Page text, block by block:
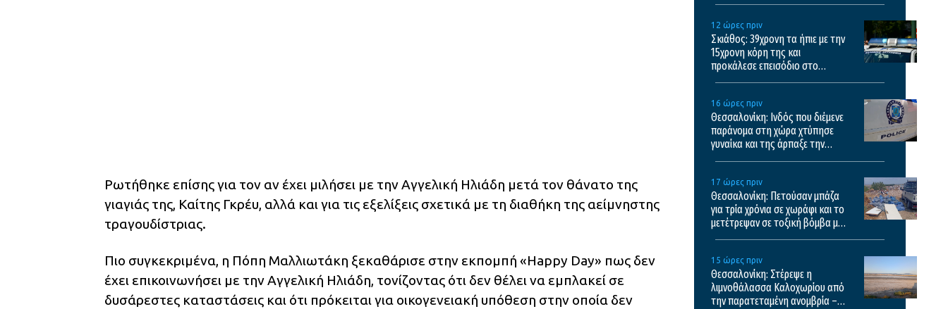
Ρωτήθηκε επίσης για τον αν έχει μιλήσει με την Αγγελική Ηλιάδη μετά τον θάνατο της
γιαγιάς της, Καίτης Γκρέυ, αλλά και για τις εξελίξεις σχετικά με τη διαθήκη της αείμνηστης
τραγουδίστριας.
Πιο συγκεκριμένα, η Πόπη Μαλλιωτάκη ξεκαθάρισε στην εκπομπή «Happy Day» πως δεν
έχει επικοινωνήσει με την Αγγελική Ηλιάδη, τονίζοντας ότι δεν θέλει να εμπλακεί σε
δυσάρεστες καταστάσεις και ότι πρόκειται για οικογενειακή υπόθεση στην οποία δεν
12 ώρες πριν
Σκιάθος: 39χρονη τα ήπιε με την
15χρονη κόρη της και
προκάλεσε επεισόδιο στο
16 ώρες πριν
Θεσσαλονίκη: Ινδός που διέμενε
παράνομα στη χώρα χτύπησε
γυναίκα και της άρπαξε την
17 ώρες πριν
Θεσσαλονίκη: Πετούσαν μπάζα
για τρία χρόνια σε χωράφι και το
μετέτρεψαν σε τοξική βόμβα με
15 ώρες πριν
Θεσσαλονίκη: Στέρεψε η
λιμνοθάλασσα Καλοχωρίου από
την παρατεταμένη ανομβρία –